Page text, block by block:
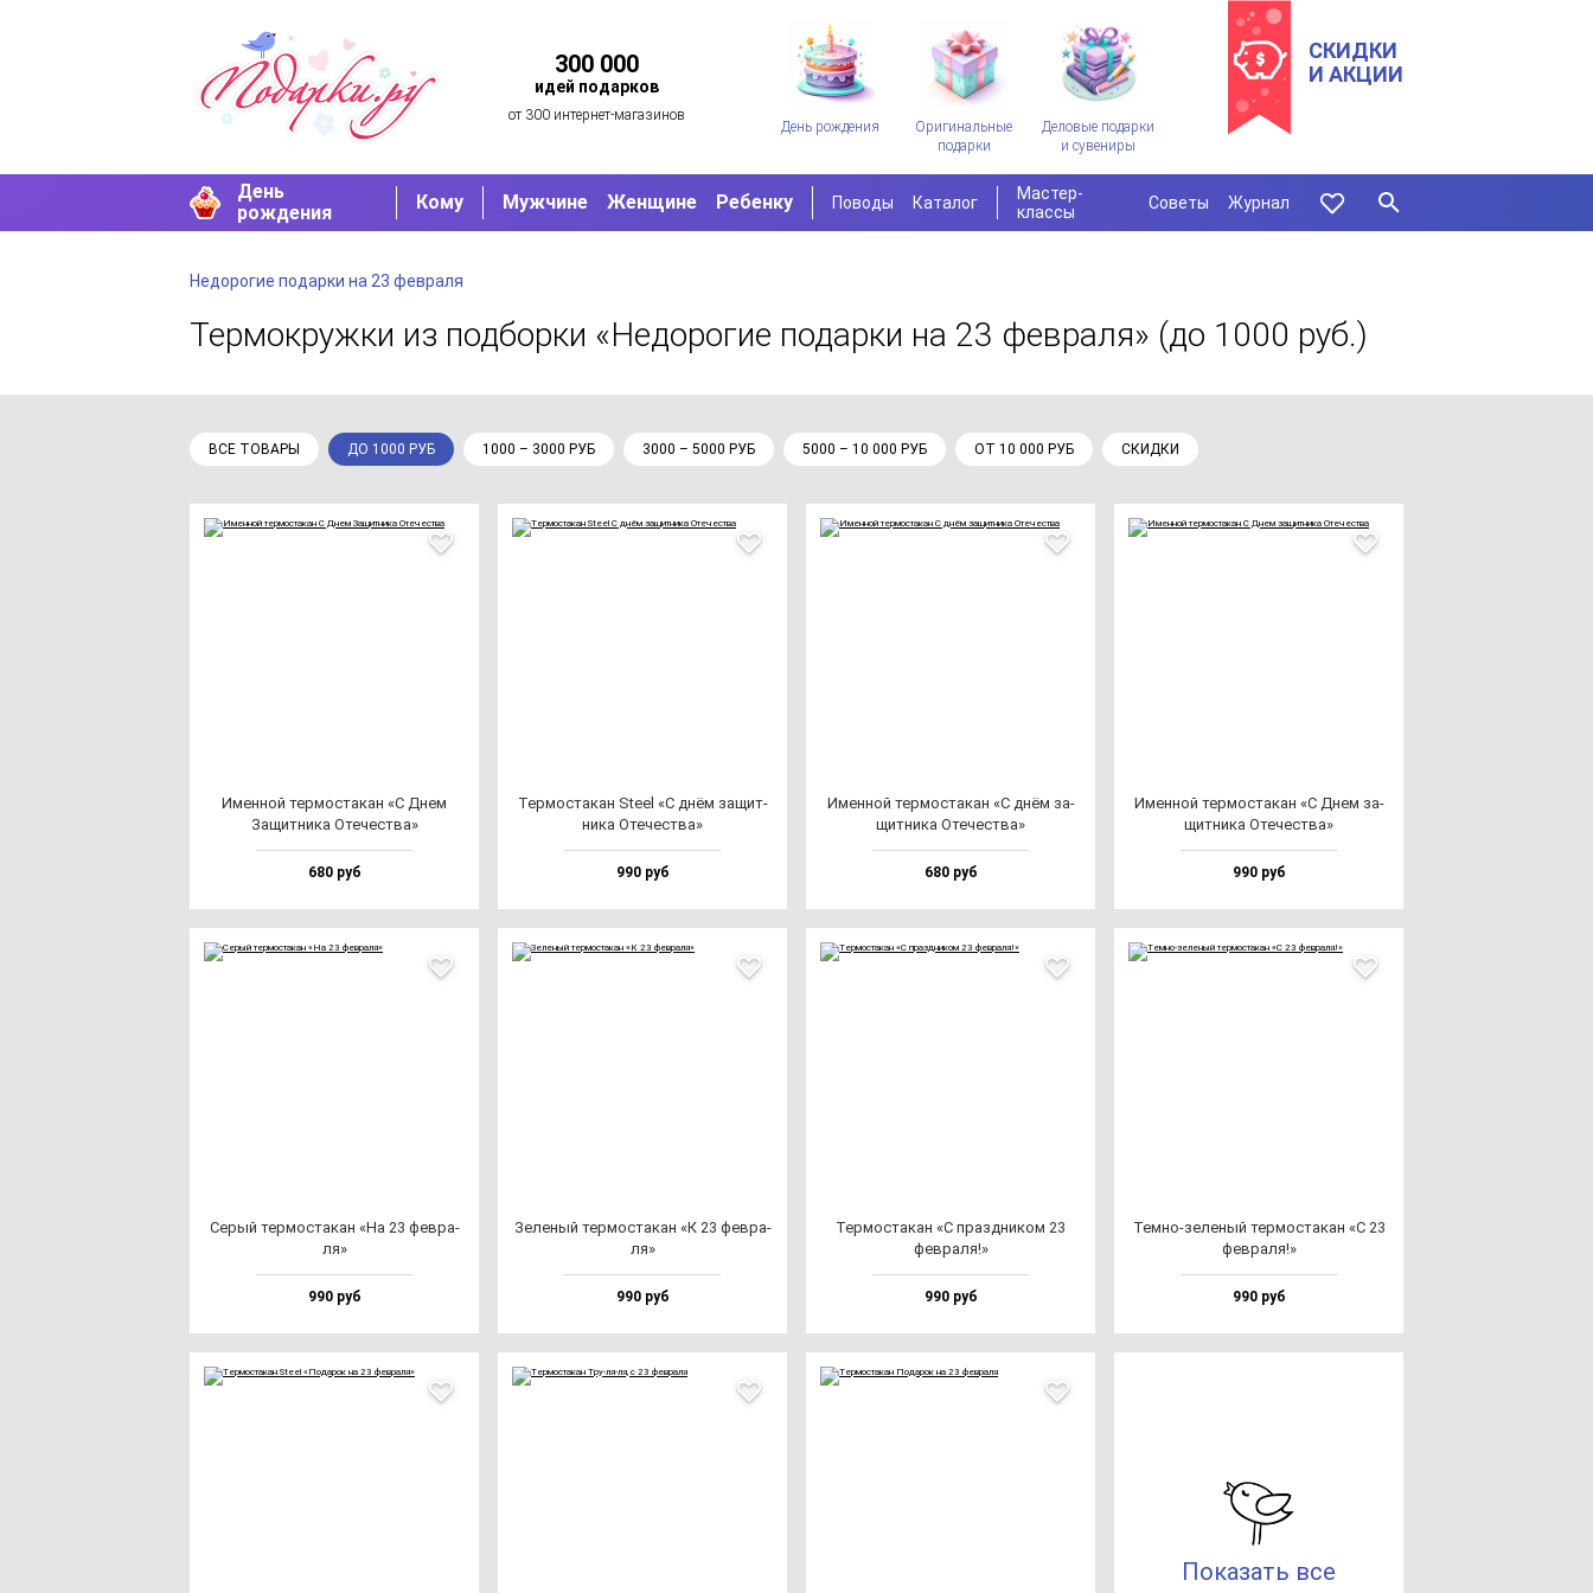
300 000
идей подарков
от 300 интернет-магазинов
День рождения
Оригинальные
подарки
Деловые подарки
и сувениры
СКИДКИ
И АКЦИИ
День
рождения
Кому Мужчине Женщине Ребенку Поводы Каталог
Мастер-
классы
Советы Журнал
Недорогие подарки на 23 февраля
Термокружки из подборки «Недорогие подарки на 23 февраля» (до 1000 руб.)
ВСЕ ТОВАРЫ ДО 1000 РУБ 1000 – 3000 РУБ 3000 – 5000 РУБ 5000 – 10 000 РУБ ОТ 10 000 РУБ СКИДКИ
Имен­ной тер­мос­та­кан «С Днем
Защит­ни­ка Оте­чес­тва»
680 руб
Тер­мос­та­кан Ste­el «С днём за­щит­
ни­ка Оте­чес­тва»
990 руб
Имен­ной тер­мос­та­кан «С днём за­
щит­ни­ка Оте­чес­тва»
680 руб
Имен­ной тер­мос­та­кан «С Днем за­
щит­ни­ка Оте­чес­тва»
990 руб
Серый тер­мос­та­кан «На 23 фев­ра­
ля»
990 руб
Зеле­ный тер­мос­та­кан «К 23 фев­ра­
ля»
990 руб
Тер­мос­та­кан «С праз­дни­ком 23
фев­ра­ля!»
990 руб
Тем­но-зе­ле­ный тер­мос­та­кан «С 23
фев­ра­ля!»
990 руб
Показать все